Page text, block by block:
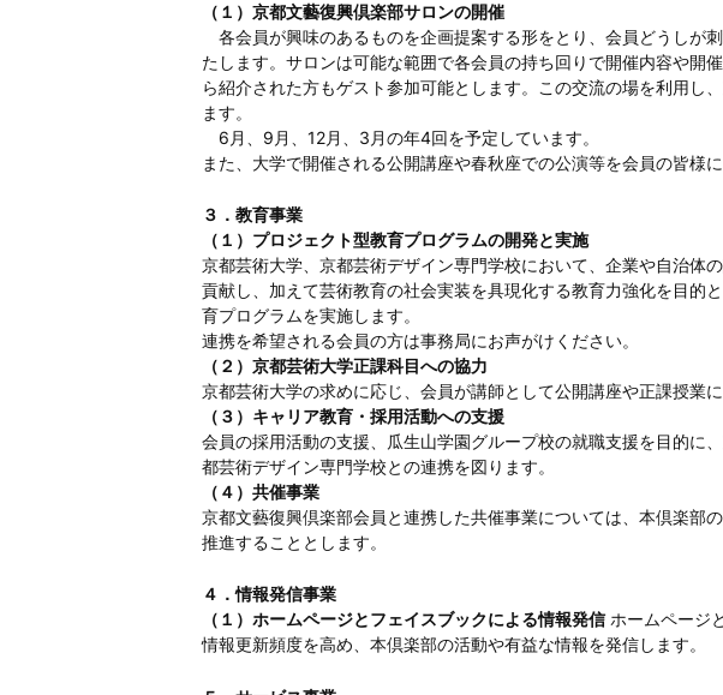
（１）京都文藝復興倶楽部サロンの開催
各会員が興味のあるものを企画提案する形をとり、会員どうしが
たします。サロンは可能な範囲で各会員の持ち回りで開催内容や開
ら紹介された方もゲスト参加可能とします。この交流の場を利用し
ます。
6月、9月、12月、3月の年4回を予定しています。
また、大学で開催される公開講座や春秋座での公演等を会員の皆様
３．教育事業
（１）プロジェクト型教育プログラムの開発と実施
京都芸術大学、京都芸術デザイン専門学校において、企業や自治体
貢献し、加えて芸術教育の社会実装を具現化する教育力強化を目的
育プログラムを実施します。
連携を希望される会員の方は事務局にお声がけください。
（２）京都芸術大学正課科目への協力
京都芸術大学の求めに応じ、会員が講師として公開講座や正課授業に
（３）キャリア教育・採用活動への支援
会員の採用活動の支援、瓜生山学園グループ校の就職支援を目的に
都芸術デザイン専門学校との連携を図ります。
（４）共催事業
京都文藝復興倶楽部会員と連携した共催事業については、本倶楽部
推進することとします。
４．情報発信事業
（１）ホームページとフェイスブックによる情報発信ホームページ
情報更新頻度を高め、本倶楽部の活動や有益な情報を発信します。